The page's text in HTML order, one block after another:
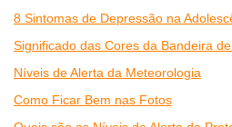
8 Sintomas de Depressão na
Significado das Cores da Bandeira
Níveis de Alerta da Meteorologia
Como Ficar Bem nas Fotos